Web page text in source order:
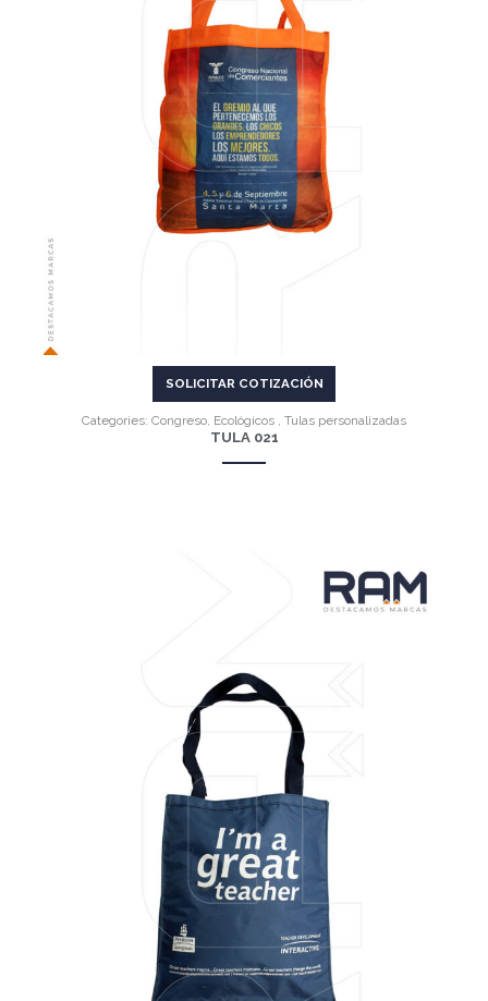
VER MÁS
SOLICITAR COTIZACIÓN
Categories: Congreso, Ecológicos , Tulas personalizadas
TULA 021
VER MÁS